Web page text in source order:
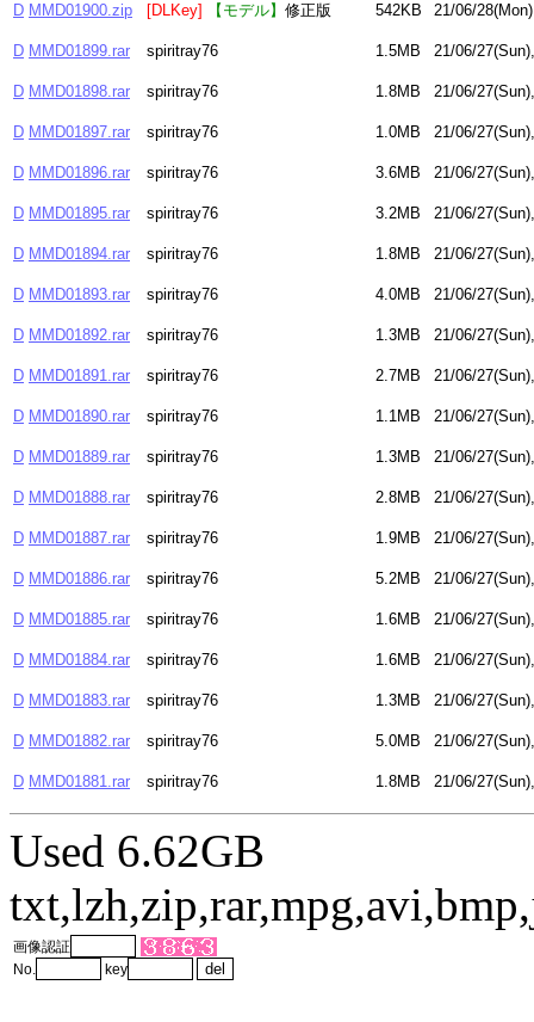
D MMD01900.zip [DLKey] 【モデル】 修正版 542KB 21/06/
D MMD01899.rar spiritray76 1.5MB 21/06/
D MMD01898.rar spiritray76 1.8MB 21/06/
D MMD01897.rar spiritray76 1.0MB 21/06/
D MMD01896.rar spiritray76 3.6MB 21/06/
D MMD01895.rar spiritray76 3.2MB 21/06/
D MMD01894.rar spiritray76 1.8MB 21/06/
D MMD01893.rar spiritray76 4.0MB 21/06/
D MMD01892.rar spiritray76 1.3MB 21/06/
D MMD01891.rar spiritray76 2.7MB 21/06/
D MMD01890.rar spiritray76 1.1MB 21/06/
D MMD01889.rar spiritray76 1.3MB 21/06/
D MMD01888.rar spiritray76 2.8MB 21/06/
D MMD01887.rar spiritray76 1.9MB 21/06/
D MMD01886.rar spiritray76 5.2MB 21/06/
D MMD01885.rar spiritray76 1.6MB 21/06/
D MMD01884.rar spiritray76 1.6MB 21/06/
D MMD01883.rar spiritray76 1.3MB 21/06/
D MMD01882.rar spiritray76 5.0MB 21/06/
D MMD01881.rar spiritray76 1.8MB 21/06/
Used 6.62GB
画像認証
No.
key